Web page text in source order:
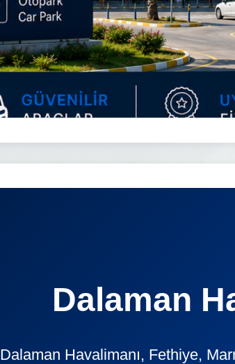
Dalaman
Dalaman Havalimanı, Fethiye,